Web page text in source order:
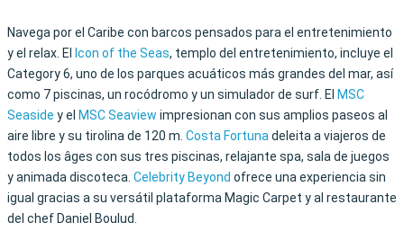
Navega por el Caribe con barcos pensados para el entretenimiento
y el relax. El
Icon of the Seas, templo del entretenimiento, incluye el
Category 6, uno de los parques acuáticos más grandes del mar, así
como 7 piscinas, un rocódromo y un simulador de surf. El MSC
Seaside y el MSC Seaview impresionan con sus amplios paseos al
aire libre y su tirolina de 120 m. Costa Fortunadeleita a viajeros de
todos los âges con sus tres piscinas, relajante spa, sala de juegos
y animada discoteca. Celebrity Beyond ofrece una experiencia sin
igual gracias a su versátil plataforma Magic Carpet y al restaurante
del chef Daniel Boulud.